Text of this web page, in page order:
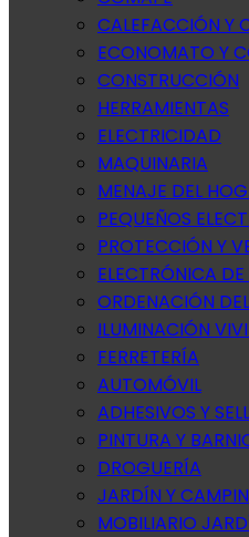
CALEFACCIÓN Y
ECONOMATO Y
CONSTRUCCIÓN
HERRAMIENTAS
ELECTRICIDAD
MAQUINARIA
MENAJE DEL
PEQUEÑOS
PROTECCIÓN Y
ELECTRÓNICA
ORDENACIÓN
ILUMINACIÓN
FERRETERÍA
AUTOMÓVIL
ADHESIVOS Y
PINTURA Y
DROGUERÍA
JARDÍN Y
MOBILIARIO